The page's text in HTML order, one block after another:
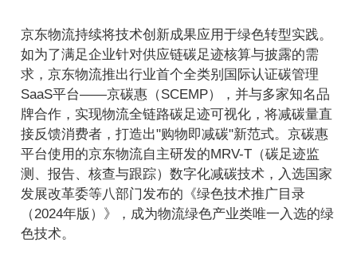
京东物流持续将技术创新成果应用于绿色转型实践。
如为了满足企业针对供应链碳足迹核算与披露的需
求，京东物流推出行业首个全类别国际认证碳管理
SaaS平台——京碳惠（SCEMP），并与多家知名品
牌合作，实现物流全链路碳足迹可视化，将减碳量直
接反馈消费者，打造出"购物即减碳"新范式。京碳惠
平台使用的京东物流自主研发的MRV-T（碳足迹监
测、报告、核查与跟踪）数字化减碳技术，入选国家
发展改革委等八部门发布的《绿色技术推广目录
（2024年版）》，成为物流绿色产业类唯一入选的绿
色技术。